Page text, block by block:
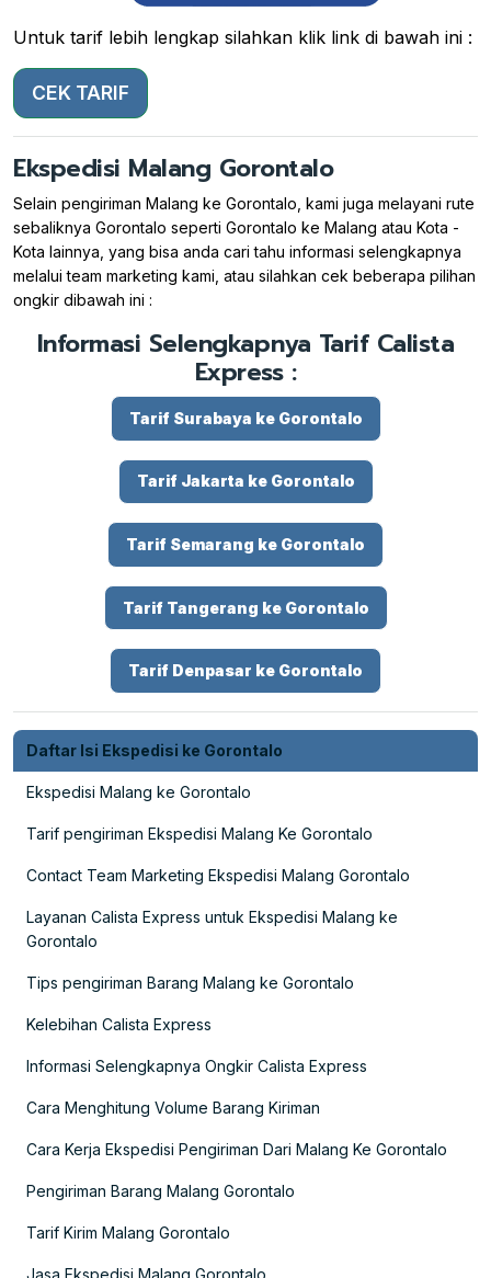
Untuk tarif lebih lengkap silahkan klik link di bawah ini :
CEK TARIF
Ekspedisi Malang Gorontalo
Selain pengiriman Malang ke Gorontalo, kami juga melayani rute
sebaliknya Gorontalo seperti Gorontalo ke Malang atau Kota -
Kota lainnya, yang bisa anda cari tahu informasi selengkapnya
melalui team marketing kami, atau silahkan cek beberapa pilihan
ongkir dibawah ini :
Informasi Selengkapnya Tarif Calista
Express :
Tarif Surabaya ke Gorontalo
Tarif Jakarta ke Gorontalo
Tarif Semarang ke Gorontalo
Tarif Tangerang ke Gorontalo
Tarif Denpasar ke Gorontalo
Daftar Isi Ekspedisi ke Gorontalo
Ekspedisi Malang ke Gorontalo
Tarif pengiriman Ekspedisi Malang Ke Gorontalo
Contact Team Marketing Ekspedisi Malang Gorontalo
Layanan Calista Express untuk Ekspedisi Malang ke
Gorontalo
Tips pengiriman Barang Malang ke Gorontalo
Kelebihan Calista Express
Informasi Selengkapnya Ongkir Calista Express
Cara Menghitung Volume Barang Kiriman
Cara Kerja Ekspedisi Pengiriman Dari Malang Ke Gorontalo
Pengiriman Barang Malang Gorontalo
Tarif Kirim Malang Gorontalo
Jasa Ekspedisi Malang Gorontalo